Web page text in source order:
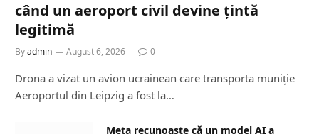
când un aeroport civil devine țintă
legitimă
Byadmin August 6, 2026 0
Drona a vizat un avion ucrainean care transporta muniție
Aeroportul din Leipzig a fost la…
Meta recunoaște că un model AI a